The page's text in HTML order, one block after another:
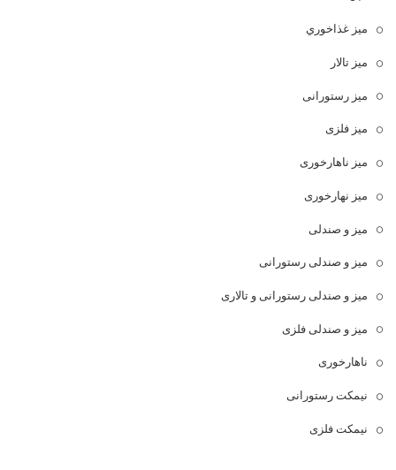
ميز غذاخوري
میز تالار
میز رستورانی
میز فلزی
میز ناهارخوری
میز نهارخوری
میز و صندلی
میز و صندلی رستورانی
میز و صندلی رستورانی و تالاری
میز و صندلی فلزی
ناهارخوری
نیمکت رستورانی
نیمکت فلزی